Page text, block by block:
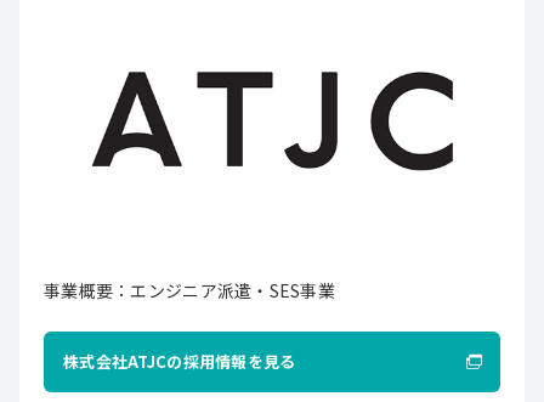
事業概要：エンジニア派遣・SES事業
株式会社ATJCの採用情報を見る